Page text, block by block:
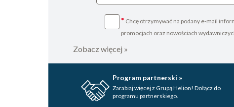
* Chcę otrzymywać na podany e-mail
promocjach oraz nowościach
Zobacz więcej »
Program partnerski »
Zarabiaj więcej z Grupą Helion! Dołącz do
programu partnerskiego.